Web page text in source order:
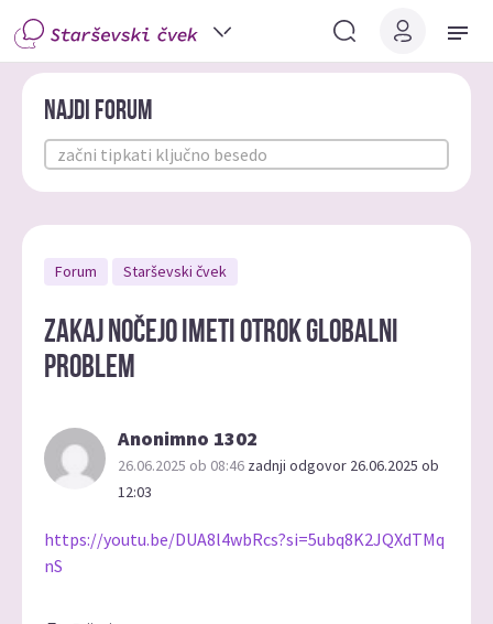
Najdi forum
Forum Starševski čvek
Zakaj nočejo imeti otrok globalni
problem
Anonimno 1302
26.06.2025 ob 08:46 zadnji odgovor 26.06.2025 ob
12:03
https://youtu.be/DUA8l4wbRcs?si=5ubq8K2JQXdTMq
nS